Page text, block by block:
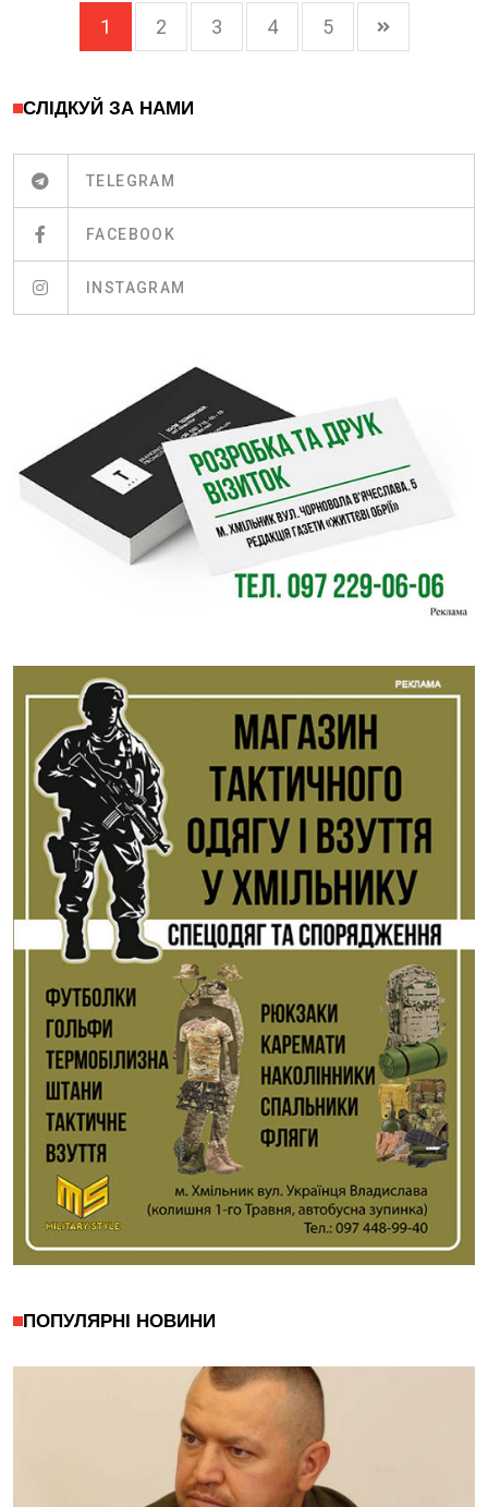
1 2 3 4 5
СЛІДКУЙ ЗА НАМИ
TELEGRAM
FACEBOOK
INSTAGRAM
ПОПУЛЯРНІ НОВИНИ